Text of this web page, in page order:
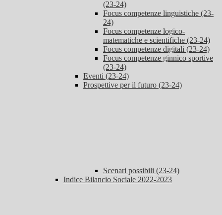
(23-24)
Focus competenze linguistiche (23-
24)
Focus competenze logico-
matematiche e scientifiche (23-24)
Focus competenze digitali (23-24)
Focus competenze ginnico sportive
(23-24)
Eventi (23-24)
Prospettive per il futuro (23-24)
Scenari possibili (23-24)
Indice Bilancio Sociale 2022-2023